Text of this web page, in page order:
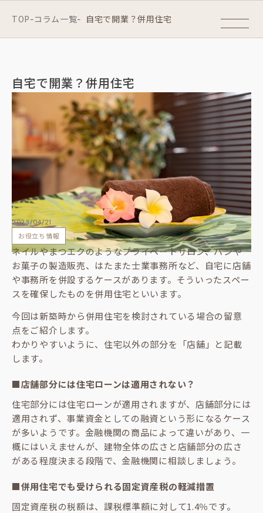
TOP-コラム一覧- 自宅で開業？併用住宅
自宅で開業？併用住宅
2023/04/21
お役立ち情報
ネイルやまつエクのようなプライベートサロン、パンや
お菓子の製造販売、はたまた士業事務所など、自宅に店舗
や事務所を併設するケースがあります。そういったスペー
スを確保したものを併用住宅といいます。
今回は新築時から併用住宅を検討されている場合の留意
点をご紹介します。
わかりやすいように、住宅以外の部分を「店舗」と記載
します。
■店舗部分には住宅ローンは適用されない？
住宅部分には住宅ローンが適用されますが、店舗部分には
適用されず、事業資金としての融資という形になるケース
が多いようです。金融機関の商品によって違いがあり、一
概にはいえませんが、建物全体の広さと店舗部分の広さ
がある程度決まる段階で、金融機関に相談しましょう。
■併用住宅でも受けられる固定資産税の軽減措置
固定資産税の税額は、課税標準額に対して1.4％です。